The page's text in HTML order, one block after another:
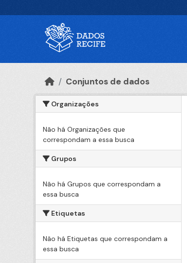
Conjuntos de dados
Organizações
Não há Organizações que
correspondam a essa busca
Grupos
Não há Grupos que correspondam a
essa busca
Etiquetas
Não há Etiquetas que correspondam a
essa busca